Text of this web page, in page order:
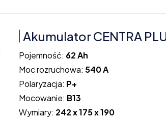
Akumulator CENTRA
Pojemność: 62 Ah
Moc rozruchowa: 540 A
Polaryzacja: P+
Mocowanie: B13
Wymiary: 242 x 175 x 190